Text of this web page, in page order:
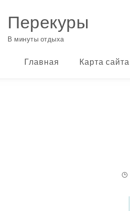
Перекуры
В минуты отдыха
Главная Карта сайта